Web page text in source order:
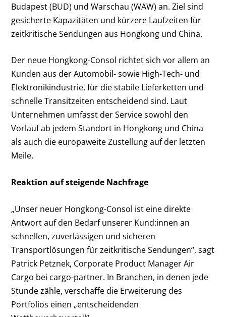
Budapest (BUD) und Warschau (WAW) an. Ziel sind
gesicherte Kapazitäten und kürzere Laufzeiten für
zeitkritische Sendungen aus Hongkong und China.
Der neue Hongkong-Consol richtet sich vor allem an
Kunden aus der Automobil- sowie High-Tech- und
Elektronikindustrie, für die stabile Lieferketten und
schnelle Transitzeiten entscheidend sind. Laut
Unternehmen umfasst der Service sowohl den
Vorlauf ab jedem Standort in Hongkong und China
als auch die europaweite Zustellung auf der letzten
Meile.
Reaktion auf steigende Nachfrage
„Unser neuer Hongkong-Consol ist eine direkte
Antwort auf den Bedarf unserer Kund:innen an
schnellen, zuverlässigen und sicheren
Transportlösungen für zeitkritische Sendungen“, sagt
Patrick Petznek, Corporate Product Manager Air
Cargo bei cargo-partner. In Branchen, in denen jede
Stunde zähle, verschaffe die Erweiterung des
Portfolios einen „entscheidenden